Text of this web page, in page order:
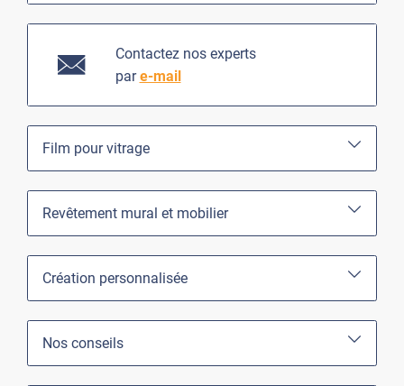
Contactez nos experts
pare-mail
Film pour vitrage
Revêtement mural et mobilier
Création personnalisée
Nos conseils